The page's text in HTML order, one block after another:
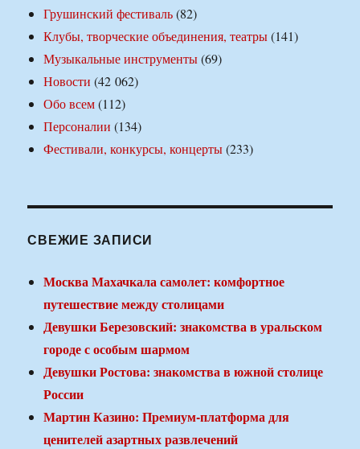
Грушинский фестиваль(82)
Клубы, творческие объединения, театры(141)
Музыкальные инструменты(69)
Новости (42 062)
Обо всем(112)
Персоналии (134)
Фестивали, конкурсы, концерты(233)
СВЕЖИЕ ЗАПИСИ
Москва Махачкала самолет: комфортное
путешествие между столицами
Девушки Березовский: знакомства в уральском
городе с особым шармом
Девушки Ростова: знакомства в южной столице
России
Мартин Казино: Премиум-платформа для
ценителей азартных развлечений